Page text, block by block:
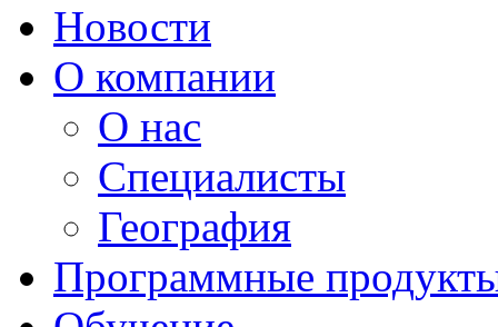
Новости
О компании
О нас
Специалисты
География
Программные